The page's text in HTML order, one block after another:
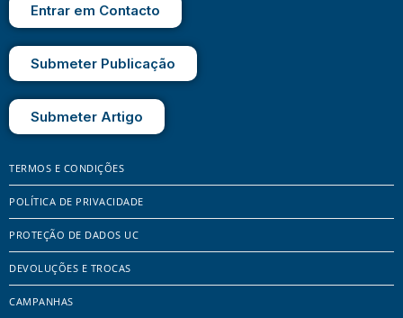
Entrar em Contacto
Submeter Publicação
Submeter Artigo
TERMOS E CONDIÇÕES
POLÍTICA DE PRIVACIDADE
PROTEÇÃO DE DADOS UC
DEVOLUÇÕES E TROCAS
CAMPANHAS